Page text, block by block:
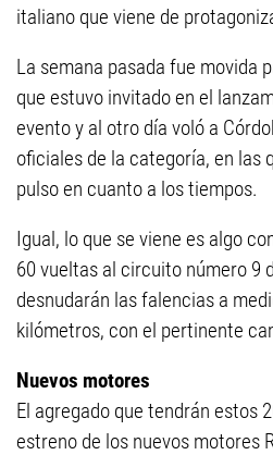
italiano que viene de
La semana pasada fue movida
que estuvo invitado en el
evento y al otro día voló a
oficiales de la categoría, en las
pulso en cuanto a los tiempos.
Igual, lo que se viene es algo
60 vueltas al circuito número 9
desnudarán las falencias a
kilómetros, con el pertinente
Nuevos motores
El agregado que tendrán estos
estreno de los nuevos motores